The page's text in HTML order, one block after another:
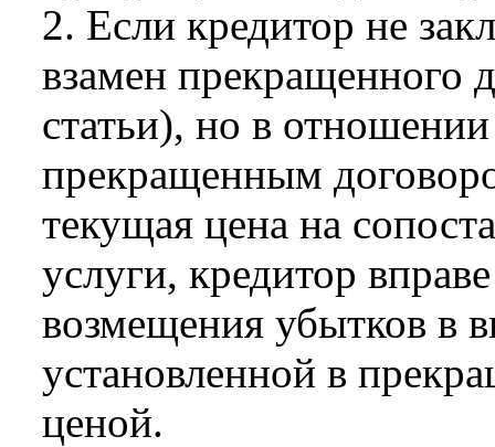
2. Если кредитор не
взамен прекращенного
статьи), но в
прекращенным
текущая цена на
услуги, кредитор
возмещения убытков в
установленной в
ценой.